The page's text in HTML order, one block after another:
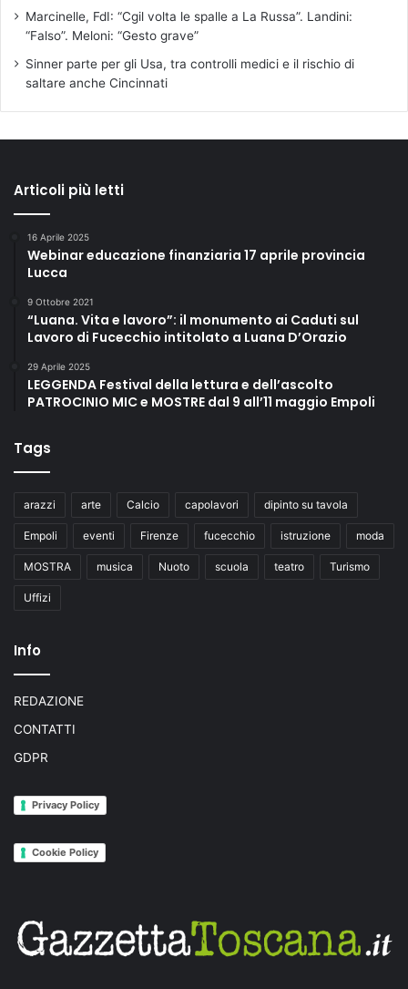
Marcinelle, FdI: “Cgil volta le spalle a La Russa”. Landini:
“Falso”. Meloni: “Gesto grave”
Sinner parte per gli Usa, tra controlli medici e il rischio di
saltare anche Cincinnati
Articoli più letti
16 Aprile 2025
Webinar educazione finanziaria 17 aprile provincia
Lucca
9 Ottobre 2021
“Luana. Vita e lavoro”: il monumento ai Caduti sul
Lavoro di Fucecchio intitolato a Luana D’Orazio
29 Aprile 2025
LEGGENDA Festival della lettura e dell’ascolto
PATROCINIO MIC e MOSTRE dal 9 all’11 maggio Empoli
Tags
arazzi arte Calcio capolavori dipinto su tavola
Empoli eventi Firenze fucecchio istruzione moda
MOSTRA musica Nuoto scuola teatro Turismo
Uffizi
Info
REDAZIONE
CONTATTI
GDPR
Privacy Policy
Cookie Policy